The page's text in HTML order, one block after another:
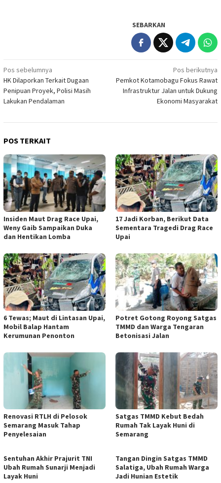
SEBARKAN
Navigasi
pos
Pos sebelumnya
HK Dilaporkan Terkait Dugaan
Penipuan Proyek, Polisi Masih
Lakukan Pendalaman
Pos berikutnya
Pemkot Kotamobagu Fokus Rawat
Infrastruktur Jalan untuk Dukung
Ekonomi Masyarakat
POS TERKAIT
Insiden Maut Drag Race Upai,
Weny Gaib Sampaikan Duka
dan Hentikan Lomba
17 Jadi Korban, Berikut Data
Sementara Tragedi Drag Race
Upai
6 Tewas; Maut di Lintasan Upai,
Mobil Balap Hantam
Kerumunan Penonton
Potret Gotong Royong Satgas
TMMD dan Warga Tengaran
Betonisasi Jalan
Renovasi RTLH di Pelosok
Semarang Masuk Tahap
Penyelesaian
Satgas TMMD Kebut Bedah
Rumah Tak Layak Huni di
Semarang
Sentuhan Akhir Prajurit TNI
Ubah Rumah Sunarji Menjadi
Layak Huni
Tangan Dingin Satgas TMMD
Salatiga, Ubah Rumah Warga
Jadi Hunian Estetik